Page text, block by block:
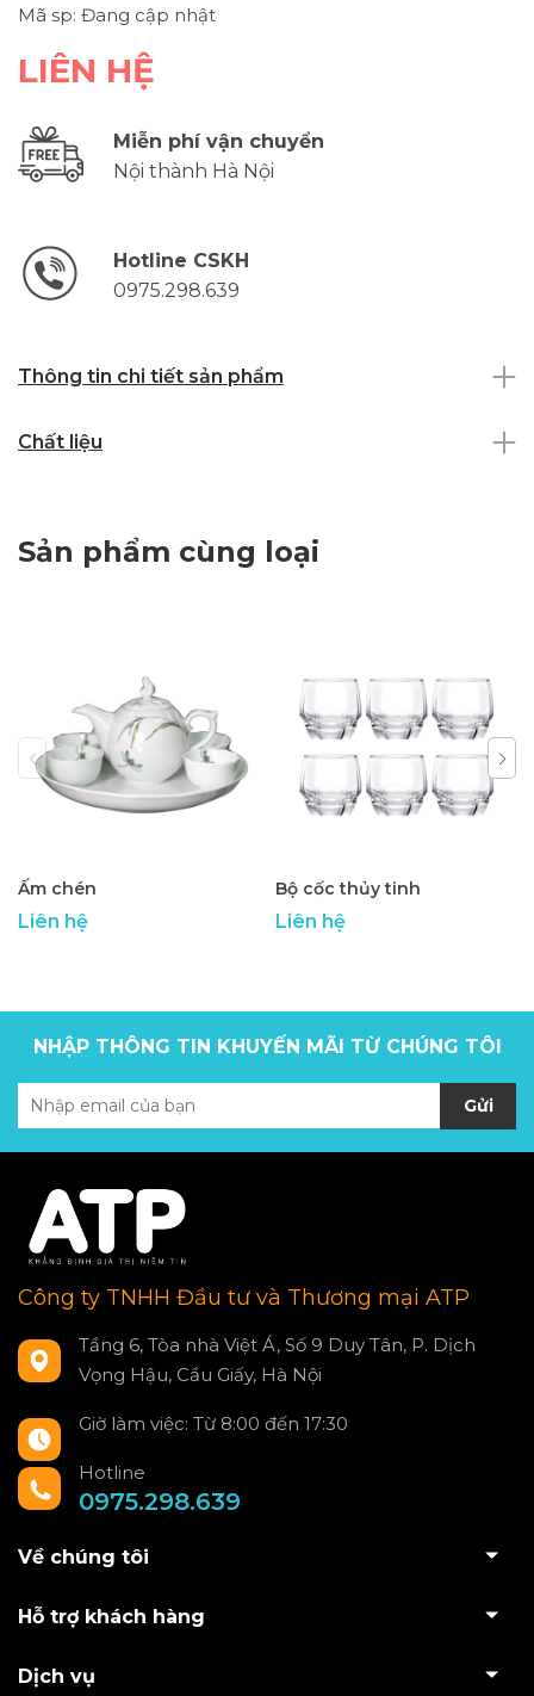
Mã sp: Đang cập nhật
LIÊN HỆ
Miễn phí vận chuyển
Nội thành Hà Nội
Hotline CSKH
0975.298.639
Thông tin chi tiết sản phẩm
Chất liệu
Sản phẩm cùng loại
Ấm chén
Liên hệ
Bộ cốc thủy tinh
Liên hệ
NHẬP THÔNG TIN KHUYẾN MÃI TỪ CHÚNG TÔI
Gửi
Công ty TNHH Đầu tư và Thương mại ATP
Tầng 6, Tòa nhà Việt Á, Số 9 Duy Tân, P. Dịch
Vọng Hậu, Cầu Giấy, Hà Nội
Giờ làm việc: Từ 8:00 đến 17:30
Hotline
0975.298.639
Về chúng tôi
Hỗ trợ khách hàng
Dịch vụ